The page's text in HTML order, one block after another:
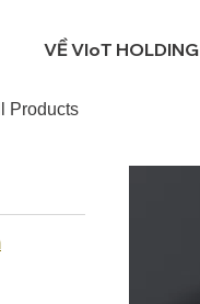
VỀ VIoT HOLDING
Products